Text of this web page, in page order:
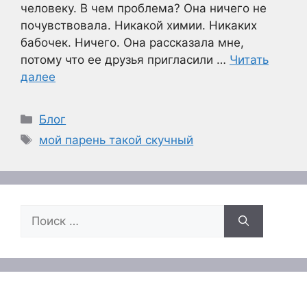
человеку. В чем проблема? Она ничего не
почувствовала. Никакой химии. Никаких
бабочек. Ничего. Она рассказала мне,
потому что ее друзья пригласили … Читать
далее
Рубрики
Блог
Метки
мой парень такой скучный
Поиск: